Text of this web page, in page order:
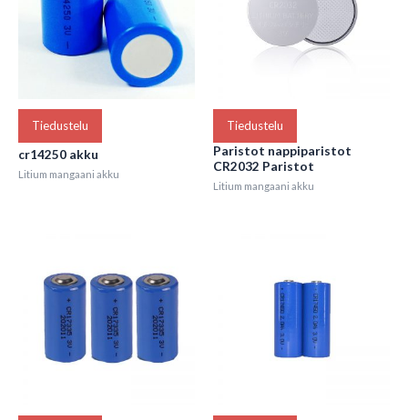
Tiedustelu
cr14250 akku
Litium mangaani akku
Tiedustelu
Paristot nappiparistot
CR2032 Paristot
Litium mangaani akku